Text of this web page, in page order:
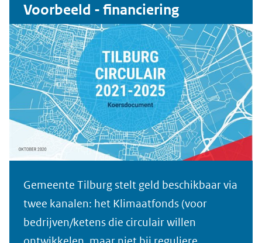
Voorbeeld - financiering
Gemeente Tilburg stelt geld beschikbaar via
twee kanalen: het Klimaatfonds (voor
bedrijven/ketens die circulair willen